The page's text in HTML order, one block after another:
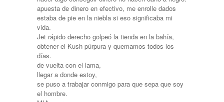
apuesta de dinero en efectivo, me enrolle dados
estaba de pie en la niebla si eso significaba mi
vida.
Jet rápido derecho golpeó la tienda en la bahía,
obtener el Kush púrpura y quemamos todos los
días.
de vuelta con el lama,
llegar a donde estoy,
se puso a trabajar conmigo para que sepa que soy
el hombre.